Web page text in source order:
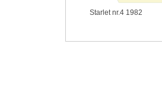
Starlet nr.4 1982